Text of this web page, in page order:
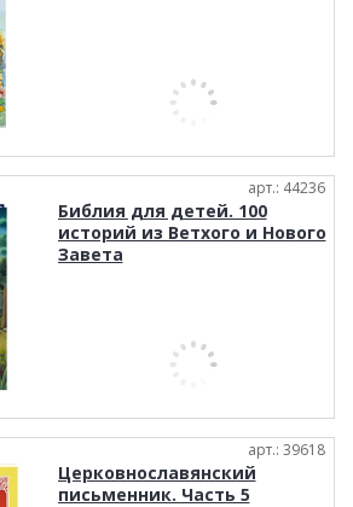
арт.: 44236
Библия для детей. 100
историй из Ветхого и Нового
Завета
арт.: 39618
Церковнославянский
письменник. Часть 5